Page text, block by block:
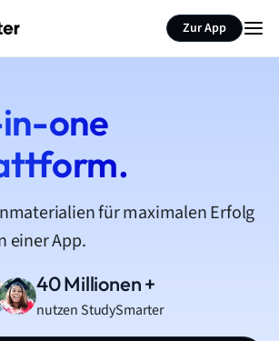
Zur App
one
für maximalen Erfolg
einer App.
40 Millionen +
nutzen StudySmarter